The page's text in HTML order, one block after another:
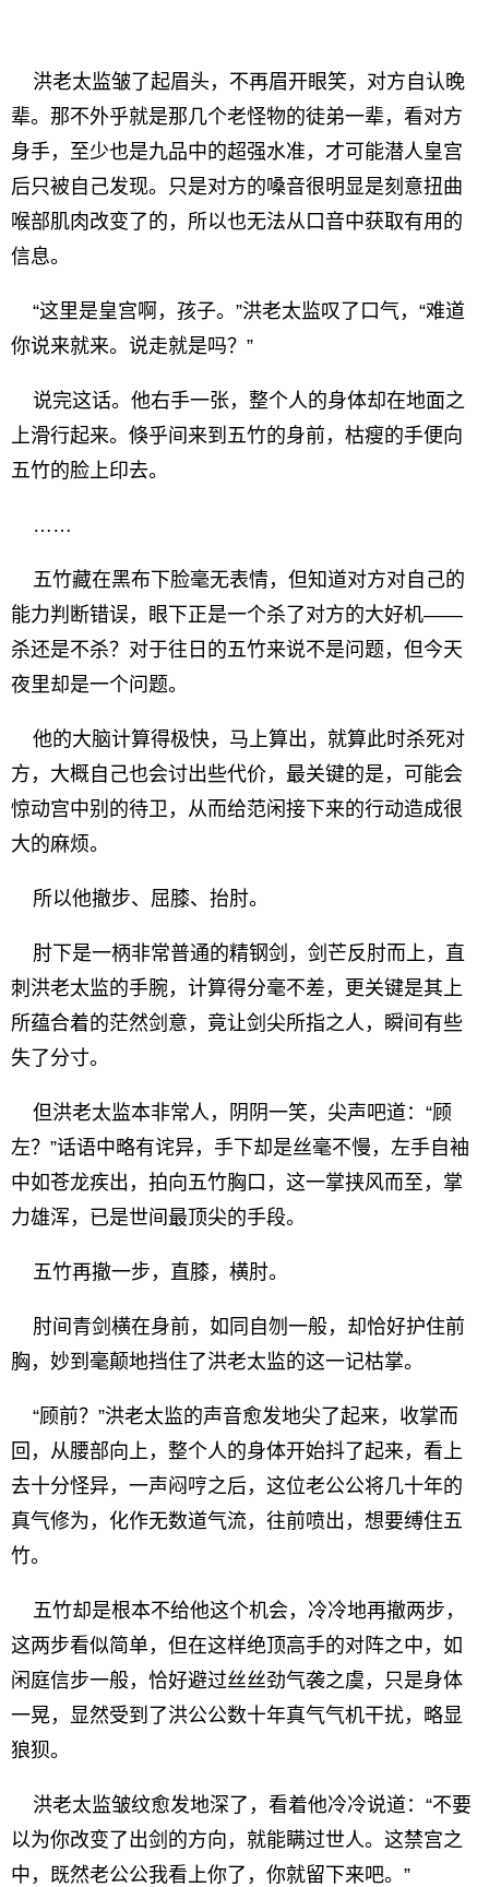
洪老太监皱了起眉头，不再眉开眼笑，对方自认晚
辈。那不外乎就是那几个老怪物的徒弟一辈，看对方
身手，至少也是九品中的超强水准，才可能潜人皇宫
后只被自己发现。只是对方的嗓音很明显是刻意扭曲
喉部肌肉改变了的，所以也无法从口音中获取有用的
信息。
“这里是皇宫啊，孩子。”洪老太监叹了口气，“难道
你说来就来。说走就是吗？”
说完这话。他右手一张，整个人的身体却在地面之
上滑行起来。倏乎间来到五竹的身前，枯瘦的手便向
五竹的脸上印去。
……
五竹藏在黑布下脸毫无表情，但知道对方对自己的
能力判断错误，眼下正是一个杀了对方的大好机——
杀还是不杀？对于往日的五竹来说不是问题，但今天
夜里却是一个问题。
他的大脑计算得极快，马上算出，就算此时杀死对
方，大概自己也会讨出些代价，最关键的是，可能会
惊动宫中别的待卫，从而给范闲接下来的行动造成很
大的麻烦。
所以他撤步、屈膝、抬肘。
肘下是一柄非常普通的精钢剑，剑芒反肘而上，直
刺洪老太监的手腕，计算得分毫不差，更关键是其上
所蕴合着的茫然剑意，竟让剑尖所指之人，瞬间有些
失了分寸。
但洪老太监本非常人，阴阴一笑，尖声吧道：“顾
左？”话语中略有诧异，手下却是丝毫不慢，左手自袖
中如苍龙疾出，拍向五竹胸口，这一掌挟风而至，掌
力雄浑，已是世间最顶尖的手段。
五竹再撤一步，直膝，横肘。
肘间青剑横在身前，如同自刎一般，却恰好护住前
胸，妙到毫颠地挡住了洪老太监的这一记枯掌。
“顾前？”洪老太监的声音愈发地尖了起来，收掌而
回，从腰部向上，整个人的身体开始抖了起来，看上
去十分怪异，一声闷哼之后，这位老公公将几十年的
真气修为，化作无数道气流，往前喷出，想要缚住五
竹。
五竹却是根本不给他这个机会，冷冷地再撤两步，
这两步看似简单，但在这样绝顶高手的对阵之中，如
闲庭信步一般，恰好避过丝丝劲气袭之虞，只是身体
一晃，显然受到了洪公公数十年真气气机干扰，略显
狼狈。
洪老太监皱纹愈发地深了，看着他冷冷说道：“不要
以为你改变了出剑的方向，就能瞒过世人。这禁宫之
中，既然老公公我看上你了，你就留下来吧。”